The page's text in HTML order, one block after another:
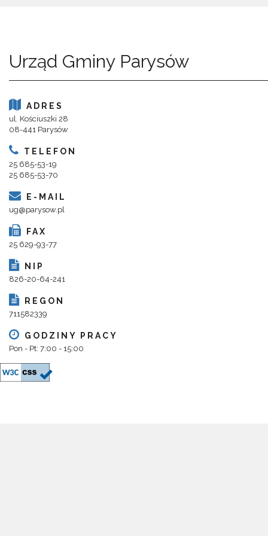
Urząd Gminy Parysów
ADRES
ul. Kościuszki 28
08-441 Parysów
TELEFON
25 685-53-19
25 685-53-70
E-MAIL
ug@parysow.pl
FAX
25 629-93-77
NIP
826-20-64-241
REGON
711582339
GODZINY PRACY
Pon - Pt: 7:00 - 15:00